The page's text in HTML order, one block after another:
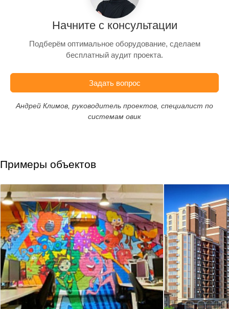
Начните с консультации
Подберём оптимальное оборудование, сделаем
бесплатный аудит проекта.
Задать вопрос
Андрей Климов, руководитель проектов, специалист по
системам овик
Примеры объектов